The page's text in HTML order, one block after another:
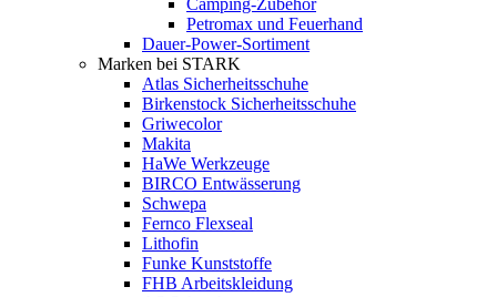
Camping-Zubehör
Petromax und Feuerhand
Dauer-Power-Sortiment
Marken bei STARK
Atlas Sicherheitsschuhe
Birkenstock Sicherheitsschuhe
Griwecolor
Makita
HaWe Werkzeuge
BIRCO Entwässerung
Schwepa
Fernco Flexseal
Lithofin
Funke Kunststoffe
FHB Arbeitskleidung